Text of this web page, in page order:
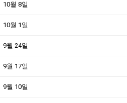
10월 8일
10월 1일
9월 24일
9월 17일
9월 10일